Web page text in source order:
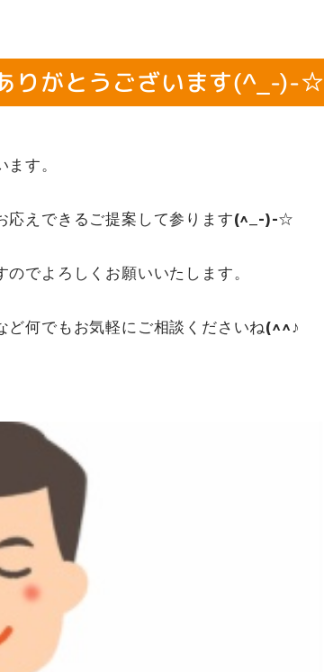
がとうございます(^_-)-☆
す。
応えできるご提案して参ります(^_-)-☆
でよろしくお願いいたします。
ど何でもお気軽にご相談くださいね(^^♪